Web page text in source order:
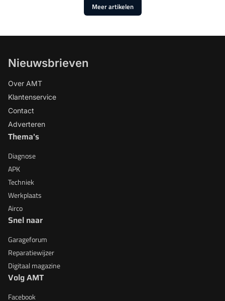
Meer artikelen
Nieuwsbrieven
Over AMT
Klantenservice
Contact
Adverteren
Thema's
Diagnose
APK
Techniek
Werkplaats
Airco
Snel naar
Garageforum
Reparatiewijzer
Digitaal magazine
Volg AMT
Facebook